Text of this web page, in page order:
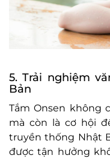
5. Trải nghiệm
Bản
Tắm Onsen không
mà còn là cơ hội
truyền thống Nhật
được tận hưởng